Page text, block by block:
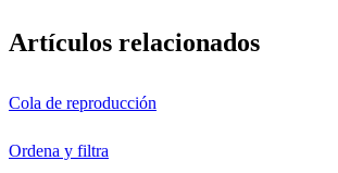
Artículos relacionados
Cola de reproducción
Ordena y filtra